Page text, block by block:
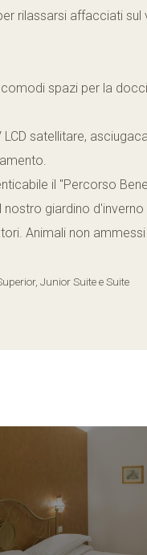
rilassarsi affacciati sul
spazi per la
satellitare,
il "Percorso
giardino d'inverno
Animali non ammessi
Junior Suite e Suite